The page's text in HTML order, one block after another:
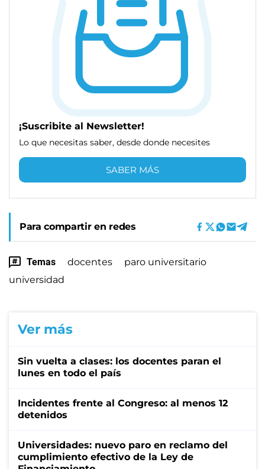
¡Suscribite al Newsletter!
Lo que necesitas saber, desde donde necesites
SABER MÁS
Para compartir en redes
Temas docentes
paro universitario
universidad
Ver más
Sin vuelta a clases: los docentes paran el
lunes en todo el país
Incidentes frente al Congreso: al menos 12
detenidos
Universidades: nuevo paro en reclamo del
cumplimiento efectivo de la Ley de